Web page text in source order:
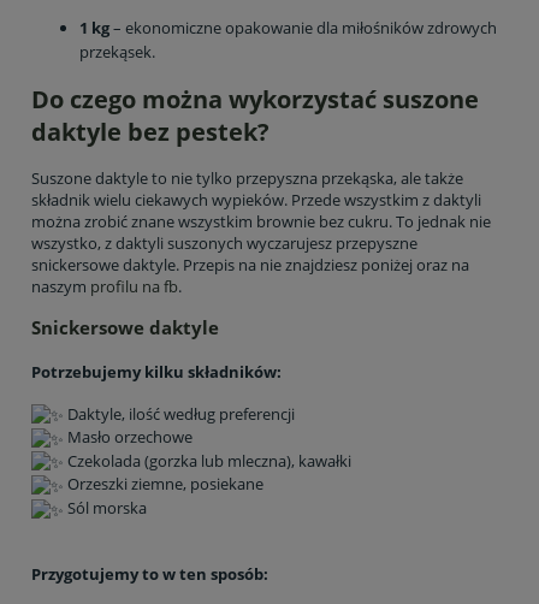
1 kg– ekonomiczne opakowanie dla miłośników zdrowych
przekąsek.
Do czego można wykorzystać suszone
daktyle bez pestek?
Suszone daktyle to nie tylko przepyszna przekąska, ale także
składnik wielu ciekawych wypieków. Przede wszystkim z daktyli
można zrobić znane wszystkim brownie bez cukru. To jednak nie
wszystko, z daktyli suszonych wyczarujesz przepyszne
snickersowe daktyle. Przepis na nie znajdziesz poniżej oraz na
naszym profilu na fb.
Snickersowe daktyle
Potrzebujemy kilku składników:
Daktyle, ilość według preferencji
Masło orzechowe
Czekolada (gorzka lub mleczna), kawałki
Orzeszki ziemne, posiekane
Sól morska
Przygotujemy to w ten sposób: